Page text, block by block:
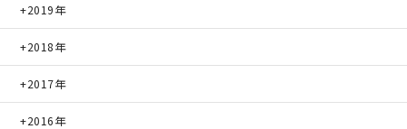
2019年
2018年
2017年
2016年